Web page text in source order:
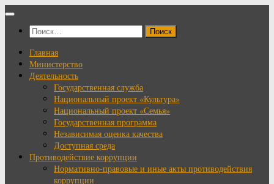
Перейти
содержимому
Найти:
Главная
Министерство
Деятельность
Государственная служба
Национальный проект «Культура»
Национальный проект «Семья»
Государственная программа
Независимая оценка качества
Доступная среда
Противодействие коррупции
Нормативно-правовые и иные акты противодействия
коррупции